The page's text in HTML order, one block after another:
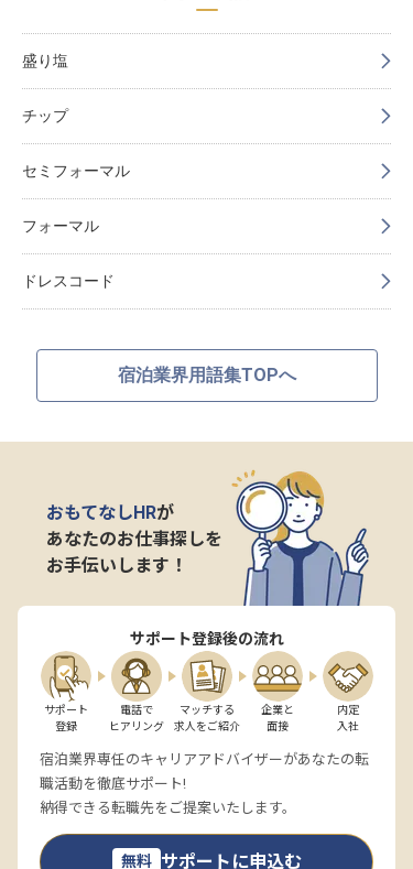
盛り塩
チップ
セミフォーマル
フォーマル
ドレスコード
宿泊業界用語集TOPへ
おもてなしHRが
あなたのお仕事探しを
お手伝いします！
サポート登録後の流れ
サポート
登録
電話で
ヒアリング
マッチする
求人をご紹介
企業と
面接
内定
入社
宿泊業界専任のキャリアアドバイザーがあなたの転
職活動を徹底サポート!
納得できる転職先をご提案いたします。
無料 サポートに申込む